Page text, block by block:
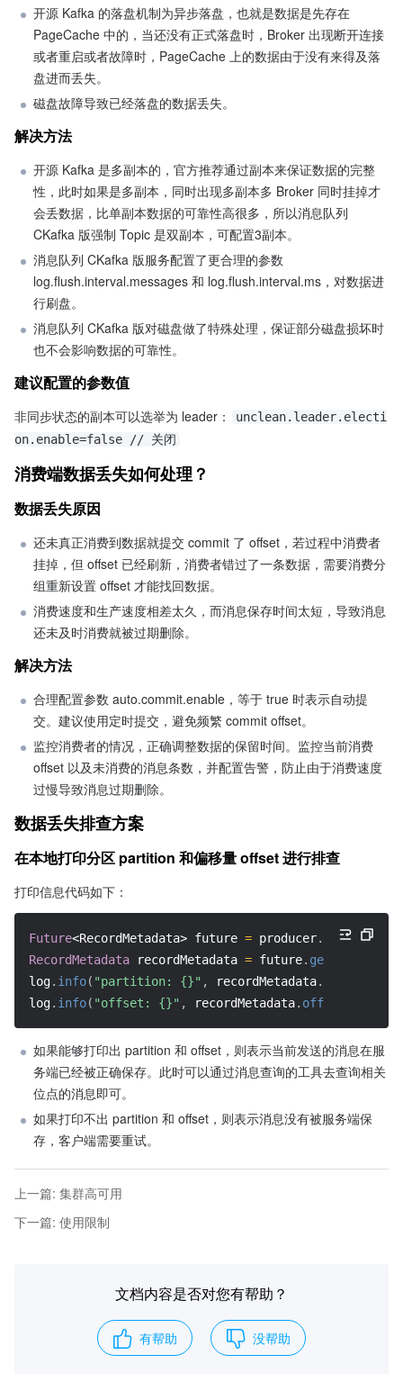
开源 Kafka 的落盘机制为异步落盘，也就是数据是先存在
PageCache 中的，当还没有正式落盘时，Broker 出现断开连接
或者重启或者故障时，PageCache 上的数据由于没有来得及落
盘进而丢失。
磁盘故障导致已经落盘的数据丢失。
解决方法
开源 Kafka 是多副本的，官方推荐通过副本来保证数据的完整
性，此时如果是多副本，同时出现多副本多 Broker 同时挂掉才
会丢数据，比单副本数据的可靠性高很多，所以消息队列
CKafka 版强制 Topic 是双副本，可配置3副本。
消息队列 CKafka 版服务配置了更合理的参数
log.flush.interval.messages 和 log.flush.interval.ms，对数据进
行刷盘。
消息队列 CKafka 版对磁盘做了特殊处理，保证部分磁盘损坏时
也不会影响数据的可靠性。
建议配置的参数值
非同步状态的副本可以选举为 leader：
unclean.leader.electi
on.enable=false // 关闭
消费端数据丢失如何处理？
数据丢失原因
还未真正消费到数据就提交 commit 了 offset，若过程中消费者
挂掉，但 offset 已经刷新，消费者错过了一条数据，需要消费分
组重新设置 offset 才能找回数据。
消费速度和生产速度相差太久，而消息保存时间太短，导致消息
还未及时消费就被过期删除。
解决方法
合理配置参数 auto.commit.enable，等于 true 时表示自动提
交。建议使用定时提交，避免频繁 commit offset。
监控消费者的情况，正确调整数据的保留时间。监控当前消费
offset 以及未消费的消息条数，并配置告警，防止由于消费速度
过慢导致消息过期删除。
数据丢失排查方案
在本地打印分区 partition 和偏移量 offset 进行排查
打印信息代码如下：
Future<RecordMetadata> future = producer. send new
RecordMetadata recordMetadata = future. get
log. info( "partition: {}" , recordMetadata.
log. info( "offset: {}" , recordMetadata. offset
如果能够打印出 partition 和 offset，则表示当前发送的消息在服
务端已经被正确保存。此时可以通过消息查询的工具去查询相关
位点的消息即可。
如果打印不出 partition 和 offset，则表示消息没有被服务端保
存，客户端需要重试。
上一篇: 集群高可用
下一篇: 使用限制
文档内容是否对您有帮助？
有帮助 没帮助